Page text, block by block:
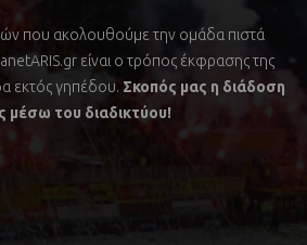
που ακολουθούμε την ομάδα πιστά
είναι ο τρόπος έκφρασης της
εκτός γηπέδου. Σκοπός μας η διάδοση
μέσω του διαδικτύου!